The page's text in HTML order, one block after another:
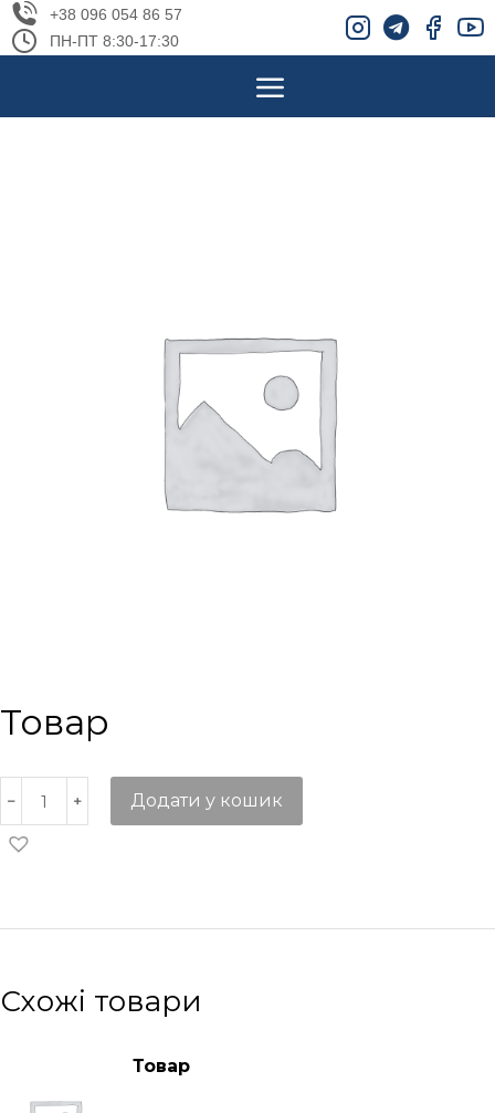
+38 096 054 86 57
ПН-ПТ 8:30-17:30
Товар
Додати у кошик
Схожі товари
Товар